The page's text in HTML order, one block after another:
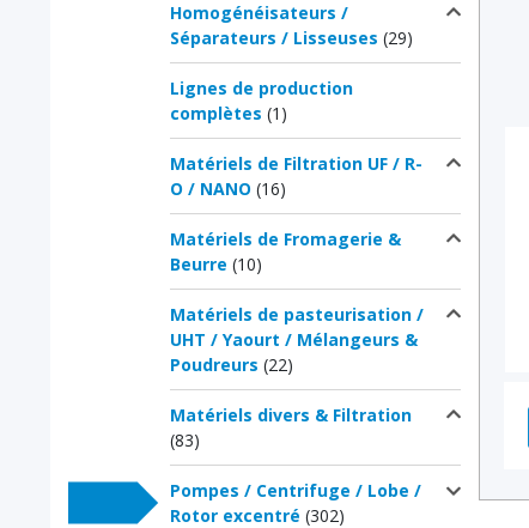
Homogénéisateurs /
Séparateurs / Lisseuses (29)
Lignes de production
complètes (1)
Matériels de Filtration UF / R-
O / NANO (16)
Matériels de Fromagerie &
Beurre (10)
Matériels de pasteurisation /
UHT / Yaourt / Mélangeurs &
Poudreurs (22)
Matériels divers & Filtration
(83)
Pompes / Centrifuge / Lobe /
Rotor excentré (302)